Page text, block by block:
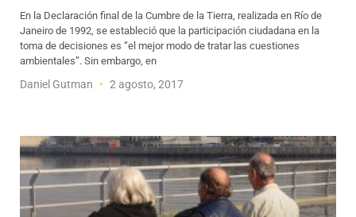
En la Declaración final de la Cumbre de la Tierra, realizada en Río de
Janeiro de 1992, se estableció que la participación ciudadana en la
toma de decisiones es “el mejor modo de tratar las cuestiones
ambientales”. Sin embargo, en
Daniel Gutman 2 agosto, 2017